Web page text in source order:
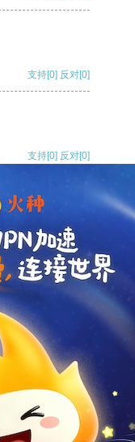
支持[0] 反对[0]
支持[0] 反对[0]
支持[0] 反对
支持
反对 [0]